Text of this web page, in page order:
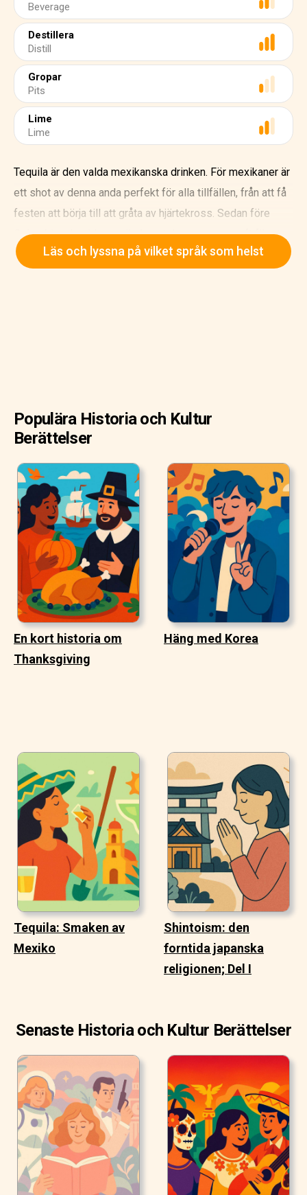
Beverage
Destillera
Distill
Gropar
Pits
Lime
Lime
Tequila är den valda mexikanska drinken. För mexikaner är
ett shot av denna anda perfekt för alla tillfällen, från att få
festen att börja till att gråta av hjärtekross. Sedan före
Colombianska tider använde aztekerna agave saft för att
tillverka en alkoholhaltig dryck som kallas pulque.
Läs och lyssna på vilket språk som helst
Populära Historia och Kultur
Berättelser
En kort historia om
Thanksgiving
Häng med Korea
Tequila: Smaken av
Mexiko
Shintoism: den
forntida japanska
religionen; Del I
Senaste Historia och Kultur Berättelser